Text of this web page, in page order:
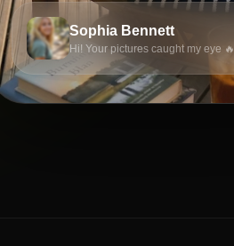
Sophia Bennett
Hi! Your pictures caught my eye 🔥